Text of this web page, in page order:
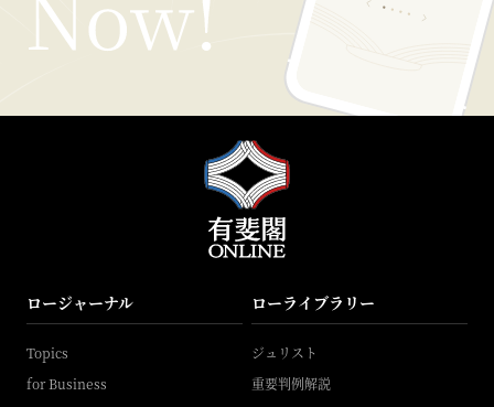
ロージャーナル
Topics
for Business
ローライブラリー
ジュリスト
重要判例解説